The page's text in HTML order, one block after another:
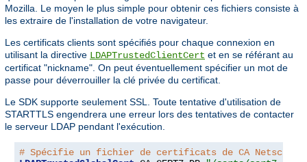
Mozilla. Le moyen le plus simple pour obtenir ces fichiers consiste à
les extraire de l'installation de votre navigateur.
Les certificats clients sont spécifiés pour chaque connexion en
utilisant la directive LDAPTrustedClientCert et en se référant au
certificat "nickname". On peut éventuellement spécifier un mot de
passe pour déverrouiller la clé privée du certificat.
Le SDK supporte seulement SSL. Toute tentative d'utilisation de
STARTTLS engendrera une erreur lors des tentatives de contacter
le serveur LDAP pendant l'exécution.
# Spécifie un fichier de certificats de CA Netscape